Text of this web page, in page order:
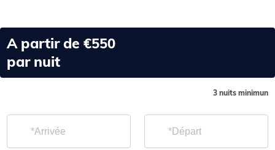
A partir de €550
par nuit
3 nuits minimun